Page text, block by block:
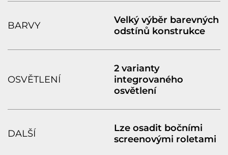
BARVY
Velký výběr barevných
odstínů konstrukce
OSVĚTLENÍ
2 varianty
integrovaného
osvětlení
DALŠÍ
Lze osadit bočními
screenovými roletami